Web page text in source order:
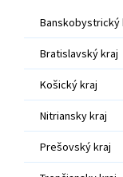
Banskobystrický
Bratislavský kraj
Košický kraj
Nitriansky kraj
Prešovský kraj